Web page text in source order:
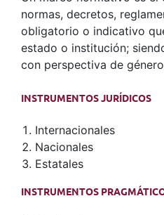
normas, decretos,
obligatorio o indicativo
estado o institución;
con perspectiva de
INSTRUMENTOS JURÍDICOS
Internacionales
Nacionales
Estatales
INSTRUMENTOS